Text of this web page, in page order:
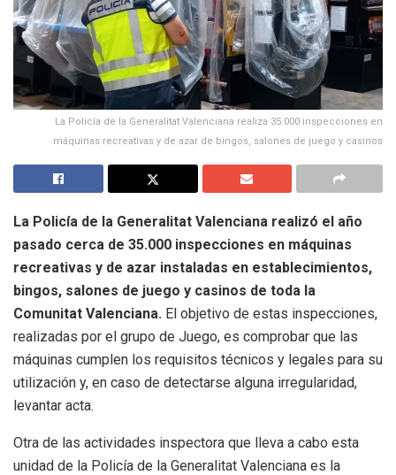
La Policía de la Generalitat Valenciana realiza 35.000 inspecciones en
máquinas recreativas y de azar de bingos, salones de juego y casinos
La Policía de la Generalitat Valenciana realizó el año
pasado cerca de 35.000 inspecciones en máquinas
recreativas y de azar instaladas en establecimientos,
bingos, salones de juego y casinos de toda la
Comunitat Valenciana. El objetivo de estas inspecciones,
realizadas por el grupo de Juego, es comprobar que las
máquinas cumplen los requisitos técnicos y legales para su
utilización y, en caso de detectarse alguna irregularidad,
levantar acta.
Otra de las actividades inspectora que lleva a cabo esta
unidad de la Policía de la Generalitat Valenciana es la